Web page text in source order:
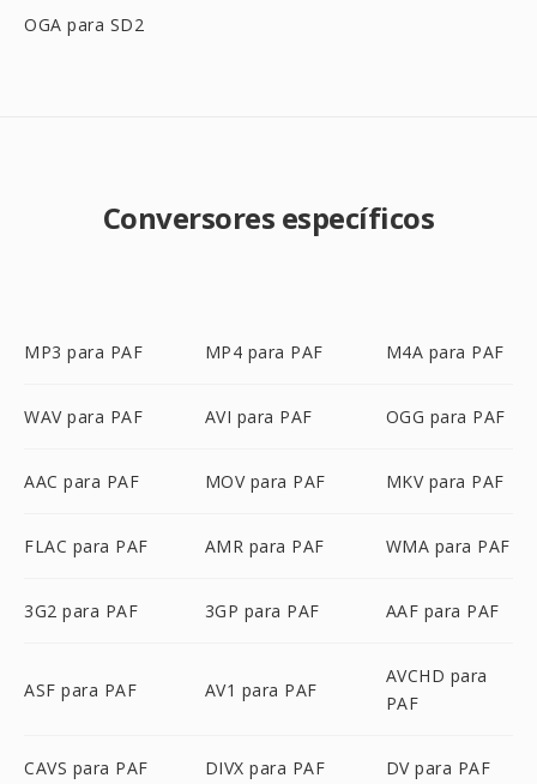
OGA para SD2
Conversores específicos
MP3 para PAF MP4 para PAF M4A para PAF
WAV para PAF AVI para PAF OGG para PAF
AAC para PAF MOV para PAF MKV para PAF
FLAC para PAF AMR para PAF WMA para PAF
3G2 para PAF 3GP para PAF AAF para PAF
ASF para PAF AV1 para PAF
AVCHD para
PAF
CAVS para PAF DIVX para PAF DV para PAF